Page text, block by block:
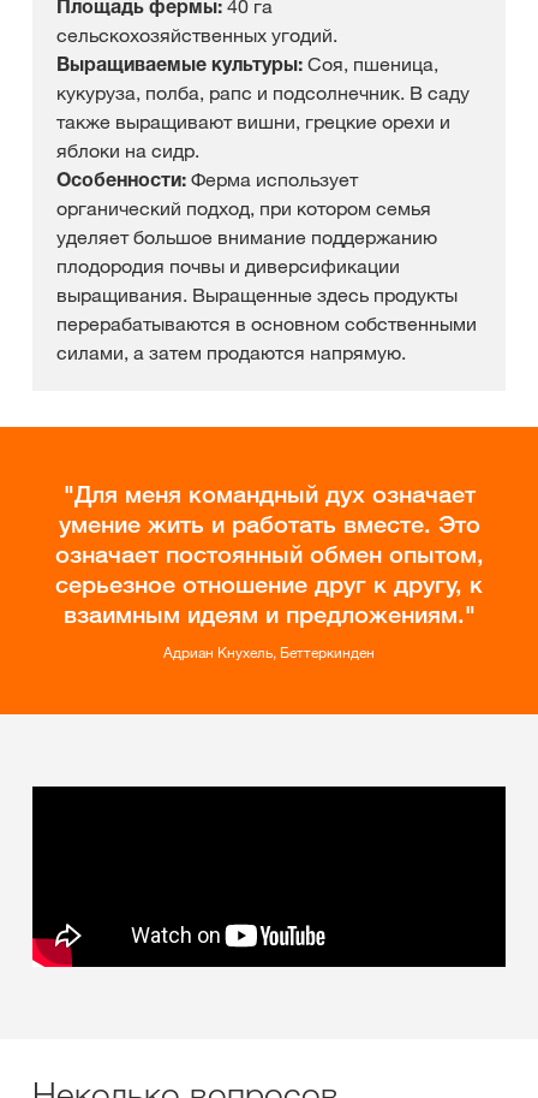
Площадь фермы: 40 га
сельскохозяйственных угодий.
Выращиваемые культуры: Соя, пшеница,
кукуруза, полба, рапс и подсолнечник. В саду
также выращивают вишни, грецкие орехи и
яблоки на сидр.
Особенности: Ферма использует
органический подход, при котором семья
уделяет большое внимание поддержанию
плодородия почвы и диверсификации
выращивания. Выращенные здесь продукты
перерабатываются в основном собственными
силами, а затем продаются напрямую.
Для меня командный дух означает
умение жить и работать вместе. Это
означает постоянный обмен опытом,
серьезное отношение друг к другу, к
взаимным идеям и предложениям.
Адриан Кнухель, Беттеркинден